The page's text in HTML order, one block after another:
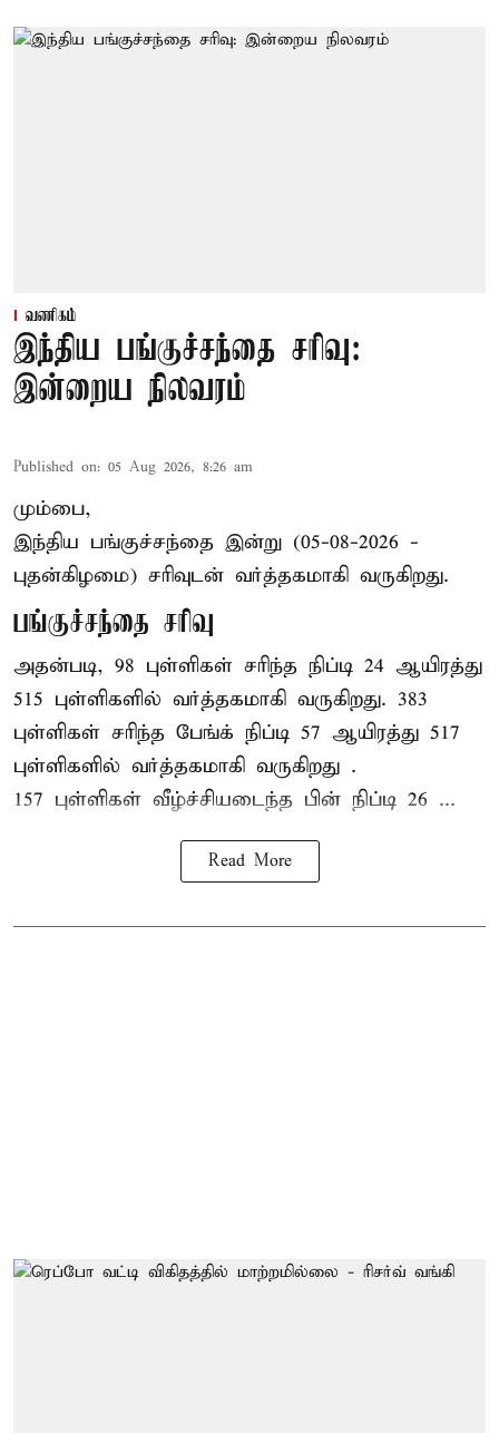
வணிகம்
இந்திய பங்குச்சந்தை சரிவு:
இன்றைய நிலவரம்
Published on: 05 Aug 2026, 8:26 am
மும்பை,
இந்திய பங்குச்சந்தை இன்று (05-08-2026 -
புதன்கிழமை) சரிவுடன் வர்த்தகமாகி வருகிறது.
பங்குச்சந்தை சரிவு
அதன்படி, 98 புள்ளிகள் சரிந்த நிப்டி 24 ஆயிரத்து
515 புள்ளிகளில் வர்த்தகமாகி வருகிறது. 383
புள்ளிகள் சரிந்த பேங்க் நிப்டி 57 ஆயிரத்து 517
புள்ளிகளில் வர்த்தகமாகி வருகிறது .
157 புள்ளிகள் வீழ்ச்சியடைந்த பின் நிப்டி 26 ...
Read More